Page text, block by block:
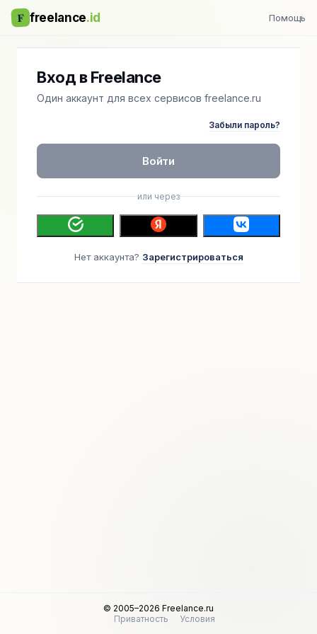
F freelance.id Помощь
Вход в Freelance
Один аккаунт для всех сервисов freelance.ru
Забыли пароль?
Войти
или через
Нет аккаунта? Зарегистрироваться
© 2005–2026 Freelance.ru
Приватность
Условия